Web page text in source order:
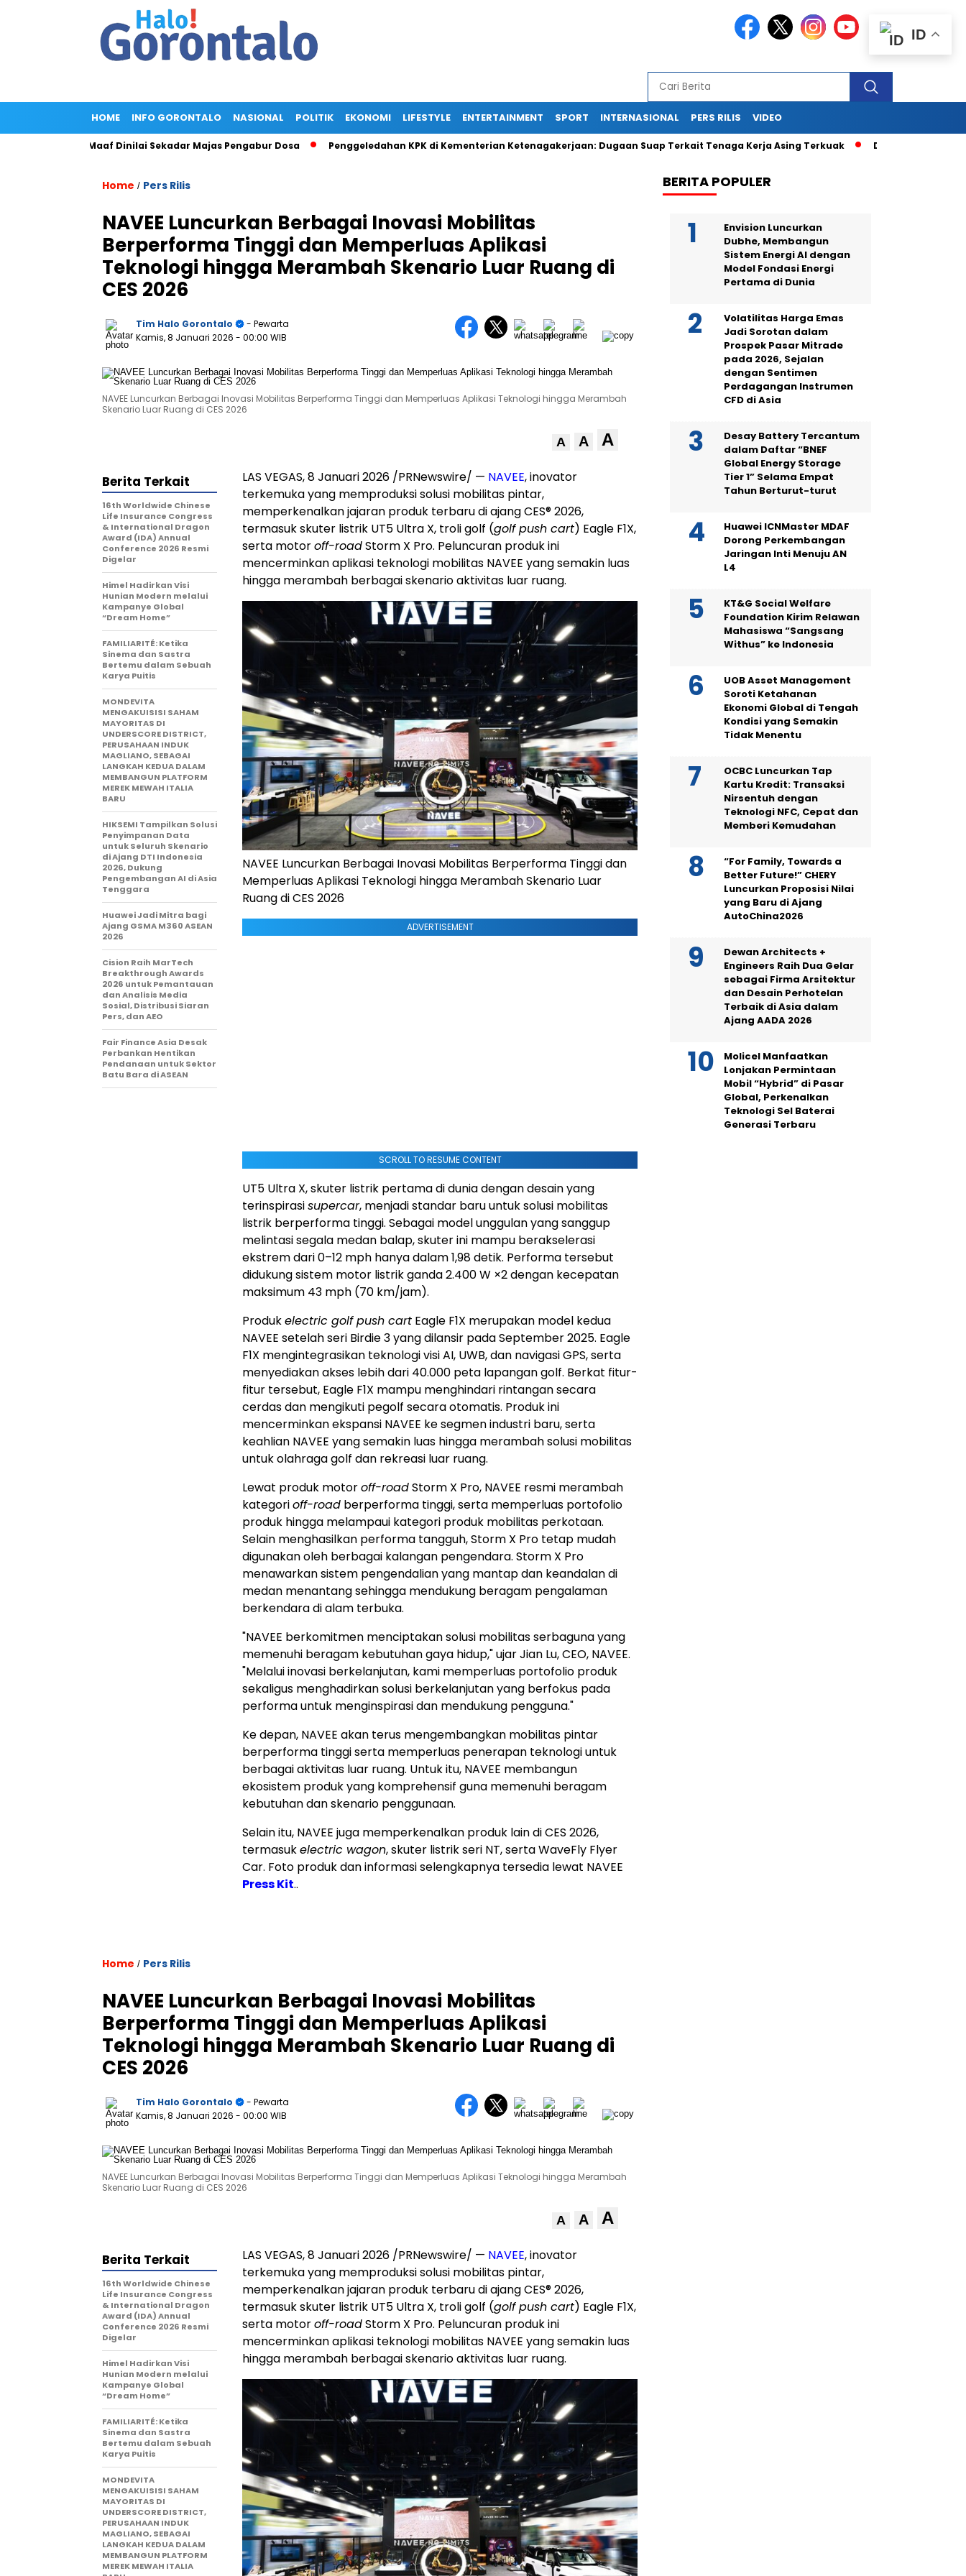
HOME INFO GORONTALO NASIONAL POLITIK EKONOMI LIFESTYLE ENTERTAINMENT SPORT INTERNASIONAL PERS RILIS VIDEO
Minta Maaf Dinilai Sekadar Majas Pengabur Dosa Penggeledahan KPK di Kementerian Ketenagakerjaan: Dugaan Suap Terkait Tenaga Kerja Asing Terkuak Drama di Balik Sidang
Home / Pers Rilis
NAVEE Luncurkan Berbagai Inovasi Mobilitas
Berperforma Tinggi dan Memperluas Aplikasi
Teknologi hingga Merambah Skenario Luar Ruang di
CES 2026
Tim Halo Gorontalo
- Pewarta
Kamis, 8 Januari 2026 - 00:00 WIB
NAVEE Luncurkan Berbagai Inovasi Mobilitas Berperforma Tinggi dan Memperluas Aplikasi Teknologi hingga Merambah
Skenario Luar Ruang di CES 2026
A A A
LAS VEGAS, 8 Januari 2026 /PRNewswire/ — NAVEE, inovator
terkemuka yang memproduksi solusi mobilitas pintar,
memperkenalkan jajaran produk terbaru di ajang CES® 2026,
termasuk skuter listrik UT5 Ultra X, troli golf (golf push cart) Eagle F1X,
serta motoroff-roadStorm X Pro. Peluncuran produk ini
mencerminkan aplikasi teknologi mobilitas NAVEE yang semakin luas
hingga merambah berbagai skenario aktivitas luar ruang.
NAVEE Luncurkan Berbagai Inovasi Mobilitas Berperforma Tinggi dan
Memperluas Aplikasi Teknologi hingga Merambah Skenario Luar
Ruang di CES 2026
ADVERTISEMENT
SCROLL TO RESUME CONTENT
UT5 Ultra X, skuter listrik pertama di dunia dengan desain yang
terinspirasisupercar, menjadi standar baru untuk solusi mobilitas
listrik berperforma tinggi. Sebagai model unggulan yang sanggup
melintasi segala medan balap, skuter ini mampu berakselerasi
ekstrem dari 0–12 mph hanya dalam 1,98 detik. Performa tersebut
didukung sistem motor listrik ganda 2.400 W ×2 dengan kecepatan
maksimum 43 mph (70 km/jam).
Produkelectric golf push cart Eagle F1X merupakan model kedua
NAVEE setelah seri Birdie 3 yang dilansir padaSeptember 2025. Eagle
F1X mengintegrasikan teknologi visi AI, UWB, dan navigasi GPS, serta
menyediakan akses lebih dari 40.000 peta lapangan golf. Berkat fitur-
fitur tersebut, Eagle F1X mampu menghindari rintangan secara
cerdas dan mengikuti pegolf secara otomatis. Produk ini
mencerminkan ekspansi NAVEE ke segmen industri baru, serta
keahlian NAVEE yang semakin luas hingga merambah solusi mobilitas
untuk olahraga golf dan rekreasi luar ruang.
Lewat produk motoroff-roadStorm X Pro, NAVEE resmi merambah
kategorioff-road berperforma tinggi, serta memperluas portofolio
produk hingga melampaui kategori produk mobilitas perkotaan.
Selain menghasilkan performa tangguh, Storm X Pro tetap mudah
digunakan oleh berbagai kalangan pengendara. Storm X Pro
menawarkan sistem pengendalian yang mantap dan keandalan di
medan menantang sehingga mendukung beragam pengalaman
berkendara di alam terbuka.
"NAVEE berkomitmen menciptakan solusi mobilitas serbaguna yang
memenuhi beragam kebutuhan gaya hidup," ujarJian Lu, CEO, NAVEE.
"Melalui inovasi berkelanjutan, kami memperluas portofolio produk
sekaligus menghadirkan solusi berkelanjutan yang berfokus pada
performa untuk menginspirasi dan mendukung pengguna."
Ke depan, NAVEE akan terus mengembangkan mobilitas pintar
berperforma tinggi serta memperluas penerapan teknologi untuk
berbagai aktivitas luar ruang. Untuk itu, NAVEE membangun
ekosistem produk yang komprehensif guna memenuhi beragam
kebutuhan dan skenario penggunaan.
Selain itu, NAVEE juga memperkenalkan produk lain di CES 2026,
termasukelectric wagon, skuter listrik seri NT, serta WaveFly Flyer
Car. Foto produk dan informasi selengkapnya tersedia lewat NAVEE
Press Kit..
Berita Terkait
16th Worldwide Chinese
Life Insurance Congress
& International Dragon
Award (IDA) Annual
Conference 2026 Resmi
Digelar
Himel Hadirkan Visi
Hunian Modern melalui
Kampanye Global
“Dream Home”
FAMILIARITÉ: Ketika
Sinema dan Sastra
Bertemu dalam Sebuah
Karya Puitis
MONDEVITA
MENGAKUISISI SAHAM
MAYORITAS DI
UNDERSCORE DISTRICT,
PERUSAHAAN INDUK
MAGLIANO, SEBAGAI
LANGKAH KEDUA DALAM
MEMBANGUN PLATFORM
MEREK MEWAH ITALIA
BARU
HIKSEMI Tampilkan Solusi
Penyimpanan Data
untuk Seluruh Skenario
di Ajang DTI Indonesia
2026, Dukung
Pengembangan AI di Asia
Tenggara
Huawei Jadi Mitra bagi
Ajang GSMA M360 ASEAN
2026
Cision Raih MarTech
Breakthrough Awards
2026 untuk Pemantauan
dan Analisis Media
Sosial, Distribusi Siaran
Pers, dan AEO
Fair Finance Asia Desak
Perbankan Hentikan
Pendanaan untuk Sektor
Batu Bara di ASEAN
Home / Pers Rilis
NAVEE Luncurkan Berbagai Inovasi Mobilitas
Berperforma Tinggi dan Memperluas Aplikasi
Teknologi hingga Merambah Skenario Luar Ruang di
CES 2026
Tim Halo Gorontalo
- Pewarta
Kamis, 8 Januari 2026 - 00:00 WIB
NAVEE Luncurkan Berbagai Inovasi Mobilitas Berperforma Tinggi dan Memperluas Aplikasi Teknologi hingga Merambah
Skenario Luar Ruang di CES 2026
A A A
LAS VEGAS, 8 Januari 2026 /PRNewswire/ — NAVEE, inovator
terkemuka yang memproduksi solusi mobilitas pintar,
memperkenalkan jajaran produk terbaru di ajang CES® 2026,
termasuk skuter listrik UT5 Ultra X, troli golf (golf push cart) Eagle F1X,
serta motoroff-roadStorm X Pro. Peluncuran produk ini
mencerminkan aplikasi teknologi mobilitas NAVEE yang semakin luas
hingga merambah berbagai skenario aktivitas luar ruang.
Berita Terkait
16th Worldwide Chinese
Life Insurance Congress
& International Dragon
Award (IDA) Annual
Conference 2026 Resmi
Digelar
Himel Hadirkan Visi
Hunian Modern melalui
Kampanye Global
“Dream Home”
FAMILIARITÉ: Ketika
Sinema dan Sastra
Bertemu dalam Sebuah
Karya Puitis
MONDEVITA
MENGAKUISISI SAHAM
MAYORITAS DI
UNDERSCORE DISTRICT,
PERUSAHAAN INDUK
MAGLIANO, SEBAGAI
LANGKAH KEDUA DALAM
MEMBANGUN PLATFORM
MEREK MEWAH ITALIA
BERITA POPULER
Envision Luncurkan
Dubhe, Membangun
Sistem Energi AI dengan
Model Fondasi Energi
Pertama di Dunia
Volatilitas Harga Emas
Jadi Sorotan dalam
Prospek Pasar Mitrade
pada 2026, Sejalan
dengan Sentimen
Perdagangan Instrumen
CFD di Asia
Desay Battery Tercantum
dalam Daftar “BNEF
Global Energy Storage
Tier 1” Selama Empat
Tahun Berturut-turut
Huawei ICNMaster MDAF
Dorong Perkembangan
Jaringan Inti Menuju AN
L4
KT&G Social Welfare
Foundation Kirim Relawan
Mahasiswa “Sangsang
Withus” ke Indonesia
UOB Asset Management
Soroti Ketahanan
Ekonomi Global di Tengah
Kondisi yang Semakin
Tidak Menentu
OCBC Luncurkan Tap
Kartu Kredit: Transaksi
Nirsentuh dengan
Teknologi NFC, Cepat dan
Memberi Kemudahan
“For Family, Towards a
Better Future!” CHERY
Luncurkan Proposisi Nilai
yang Baru di Ajang
AutoChina2026
Dewan Architects +
Engineers Raih Dua Gelar
sebagai Firma Arsitektur
dan Desain Perhotelan
Terbaik di Asia dalam
Ajang AADA 2026
Molicel Manfaatkan
Lonjakan Permintaan
Mobil “Hybrid” di Pasar
Global, Perkenalkan
Teknologi Sel Baterai
Generasi Terbaru
ID